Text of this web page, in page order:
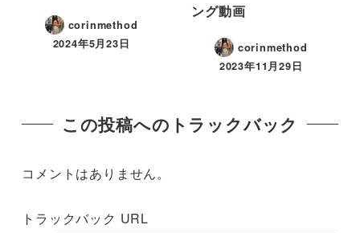
corinmethod
2024年5月23日
ング動画
corinmethod
2023年11月29日
この投稿へのトラックバック
コメントはありません。
トラックバック URL